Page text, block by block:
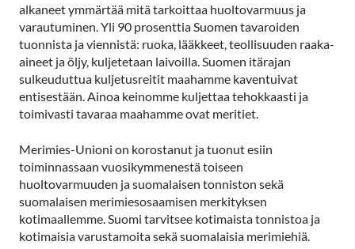
alkaneet ymmärtää mitä tarkoittaa huoltovarmuus ja
varautuminen. Yli 90 prosenttia Suomen tavaroiden
tuonnista ja viennistä: ruoka, lääkkeet, teollisuuden raaka-
aineet ja öljy, kuljetetaan laivoilla. Suomen itärajan
sulkeuduttua kuljetusreitit maahamme kaventuivat
entisestään. Ainoa keinomme kuljettaa tehokkaasti ja
toimivasti tavaraa maahamme ovat meritiet.
Merimies-Unioni on korostanut ja tuonut esiin
toiminnassaan vuosikymmenestä toiseen
huoltovarmuuden ja suomalaisen tonniston sekä
suomalaisen merimiesosaamisen merkityksen
kotimaallemme. Suomi tarvitsee kotimaista tonnistoa ja
kotimaisia varustamoita sekä suomalaisia merimiehiä.